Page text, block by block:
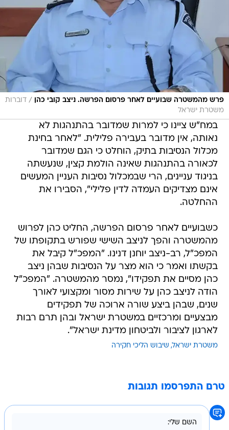
פרש מהמשטרה שבועיים לאחר פרסום הפרשה. ניצב קובי כהן / דוברות
משטרת ישראל
במח"ש ציינו כי למרות שמדובר בהתנהגות לא
נאותה, אין מדובר בעבירה פלילית. "לאחר בחינת
מכלול הנסיבות בתיק, הוחלט כי הגם שמדובר
לכאורה בהתנהגות שאינה הולמת קצין, שנעשתה
בניגוד עניינים, הרי שבמכלול נסיבות העניין המעשים
אינם מצדיקים העמדה לדין פלילי", הסבירו את
ההחלטה.
כשבועיים לאחר פרסום הפרשה, החליט כהן לפרוש
מהמשטרה והפך לניצב השישי שפורש בתקופתו של
המפכ"ל, רב-ניצב יוחנן דנינו. "המפכ"ל קיבל את
בקשתו ואמר כי הוא מצר על הנסיבות שבהן ניצב
כהן מסיים את תפקידו", נמסר מהמשטרה. "המפכ"ל
הודה לניצב כהן על שירות מסור ומקצועי לאורך
שנים, שבהן ביצע שורה ארוכה של תפקידים
מבצעיים ומרכזיים במשטרת ישראל ובהן תרם רבות
לארגון לציבור ולביטחון מדינת ישראל".
משטרת ישראל שיבוש הליכי חקירה
טרם התפרסמו תגובות